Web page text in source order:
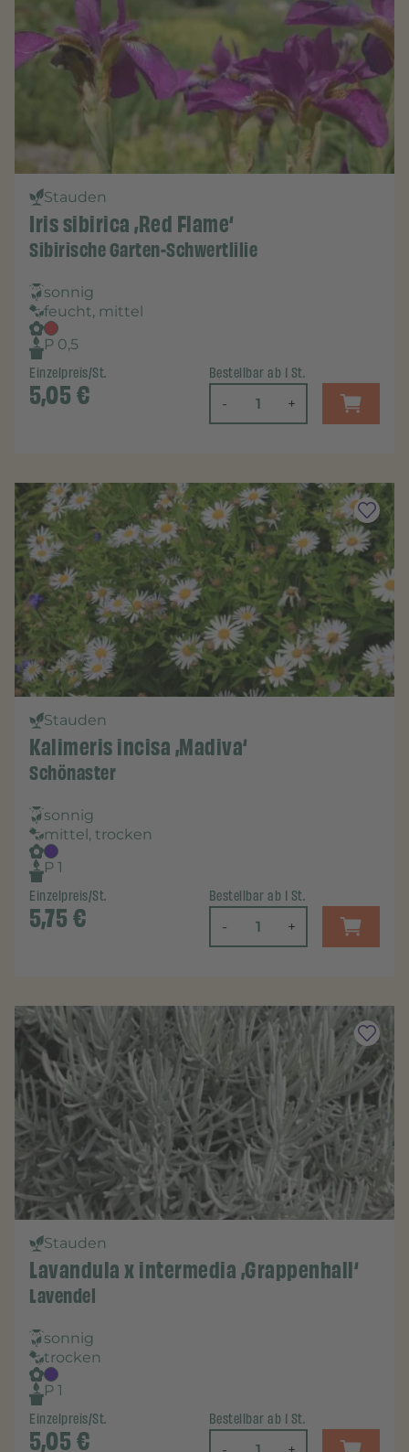
Stauden
Iris sibirica ‚Red Flame‘
Sibirische Garten-Schwertlilie
sonnig
feucht, mittel
P 0,5
Einzelpreis/St.
5,05€
Bestellbar ab 1 St.
- +
Stauden
Kalimeris incisa ‚Madiva‘
Schönaster
sonnig
mittel, trocken
P 1
Einzelpreis/St.
5,75€
Bestellbar ab 1 St.
- +
Stauden
Lavandula x intermedia ‚Grappenhall‘
Lavendel
sonnig
trocken
P 1
Einzelpreis/St.
5,05€
Bestellbar ab 1 St.